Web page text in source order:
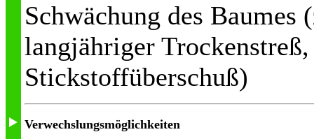
Schwächung des
langjähriger Trockenstreß,
Stickstoffüberschuß)
Verwechslungsmöglichkeiten